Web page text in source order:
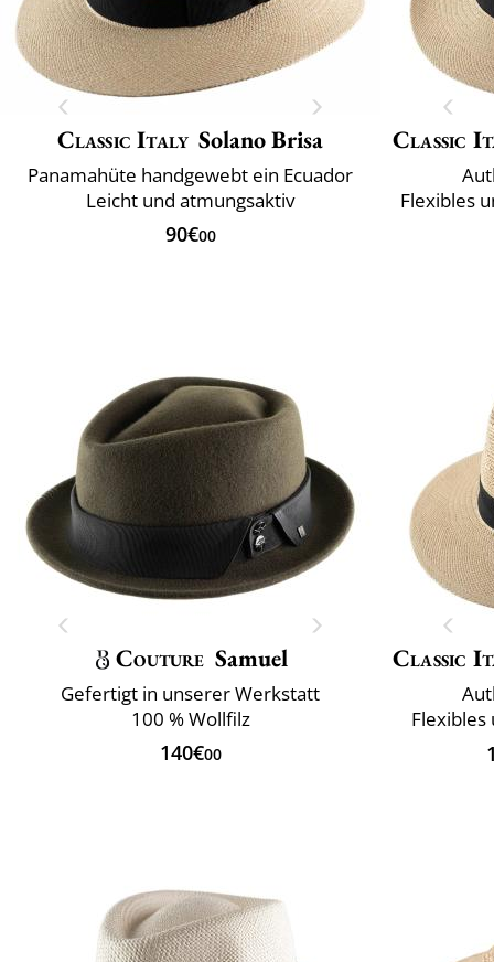
Classic Italy Solano Brisa
Panamahüte handgewebt ein Ecuador
Leicht und atmungsaktiv
90€00
Classic
Flexibles
Couture Samuel
Gefertigt in unserer Werkstatt
100 % Wollfilz
140€00
Classic
Flexibles